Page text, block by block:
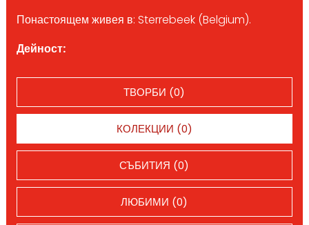
Понастоящем живея в: Sterrebeek (Belgium).
Дейност:
ТВОРБИ (0)
КОЛЕКЦИИ (0)
СЪБИТИЯ (0)
ЛЮБИМИ (0)